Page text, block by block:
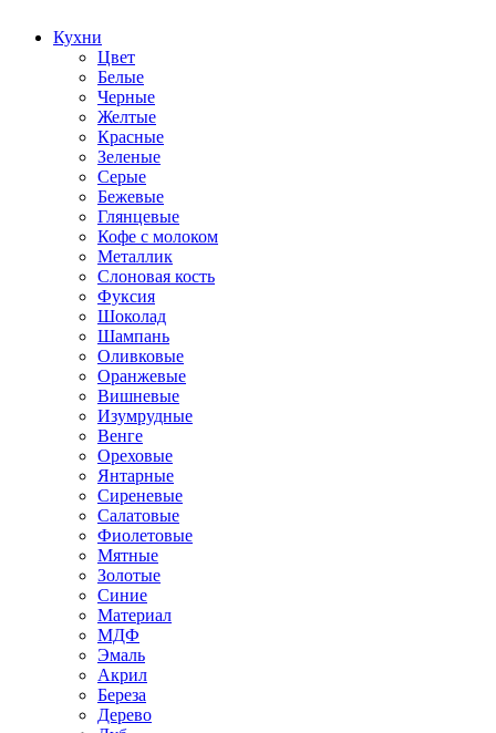
Кухни
Цвет
Белые
Черные
Желтые
Красные
Зеленые
Серые
Бежевые
Глянцевые
Кофе с молоком
Металлик
Слоновая кость
Фуксия
Шоколад
Шампань
Оливковые
Оранжевые
Вишневые
Изумрудные
Венге
Ореховые
Янтарные
Сиреневые
Салатовые
Фиолетовые
Мятные
Золотые
Синие
Материал
МДФ
Эмаль
Акрил
Береза
Дерево